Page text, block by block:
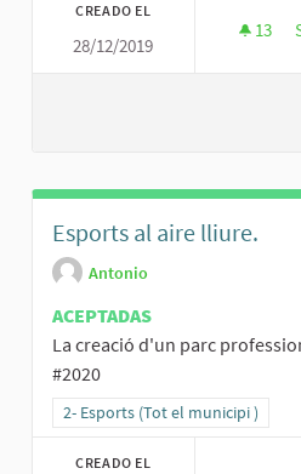
CREADO EL
28/12/2019
13
Esports al aire lliure.
Antonio
ACEPTADAS
La creació d'un parc
#2020
Resultados al filtrar por la
2- Esports (Tot el municipi )
CREADO EL